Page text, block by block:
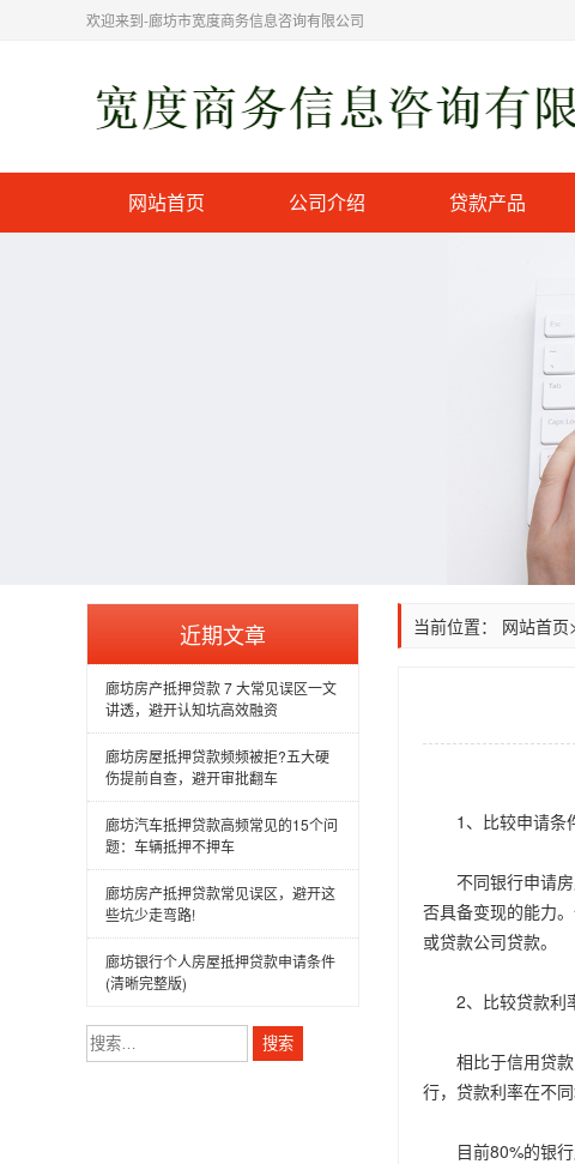
欢迎来到-廊坊市宽度商务信息咨询有限公司
网站首页 公司介绍 贷款产品
近期文章
廊坊房产抵押贷款 7 大常见误区一文
讲透，避开认知坑高效融资
廊坊房屋抵押贷款频频被拒?五大硬
伤提前自查，避开审批翻车
廊坊汽车抵押贷款高频常见的15个问
题：车辆抵押不押车
廊坊房产抵押贷款常见误区，避开这
些坑少走弯路!
廊坊银行个人房屋抵押贷款申请条件
(清晰完整版)
搜
索：
当前位置： 网站首页
1、比较申请条
不同银行申请房
否具备变现的能力
或贷款公司贷款。
2、比较贷款利
相比于信用贷款
行，贷款利率在不
目前80%的银行